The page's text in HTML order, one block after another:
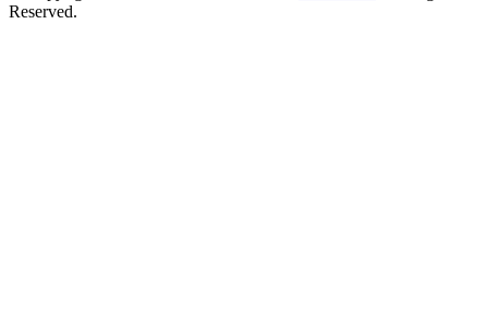
Reserved.